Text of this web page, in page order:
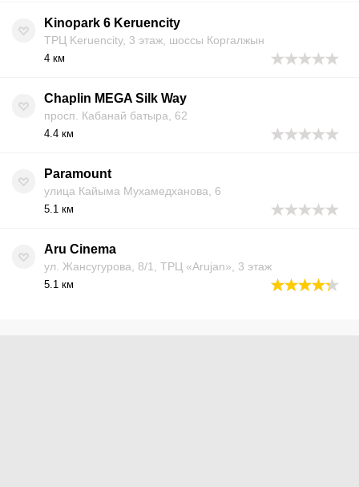
Kinopark 6 Keruencity
ТРЦ Keruencity, 3 этаж, шоссы Коргалжын
4 км
Chaplin MEGA Silk Way
просп. Кабанай батыра, 62
4.4 км
Paramount
улица Кайыма Мухамедханова, 6
5.1 км
Aru Cinema
ул. Жансугурова, 8/1, ТРЦ «Arujan», 3 этаж
5.1 км